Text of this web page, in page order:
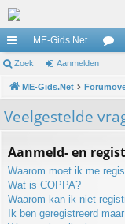
ne
lle
lin
ME-Gids.Net
u
Zoek Aanmelden
ME-Gids.Net
Veelgestelde
Aanmeld- en
Waarom moet ik me
Wat is COPPA?
Waarom kan ik niet
Ik ben geregistreerd